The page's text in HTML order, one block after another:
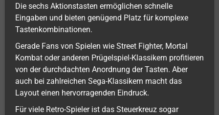
Die sechs Aktionstasten ermöglichen schnelle
Eingaben und bieten genügend Platz für komplexe
Tastenkombinationen.
Gerade Fans von Spielen wie Street Fighter, Mortal
Kombat oder anderen Prügelspiel-Klassikern profitieren
von der durchdachten Anordnung der Tasten. Aber
auch bei zahlreichen Sega-Klassikern macht das
Layout einen hervorragenden Eindruck.
Für viele Retro-Spieler ist das Steuerkreuz sogar